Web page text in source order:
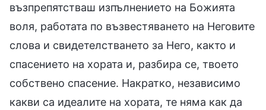
възпрепятстваш изпълнението на Божията
воля, работата по възвестяването на Неговите
слова и свидетелстването за Него, както и
спасението на хората и, разбира се, твоето
собствено спасение. Накратко, независимо
какви са идеалите на хората, те няма как да